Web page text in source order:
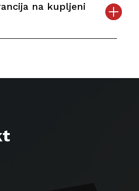
na kupljeni